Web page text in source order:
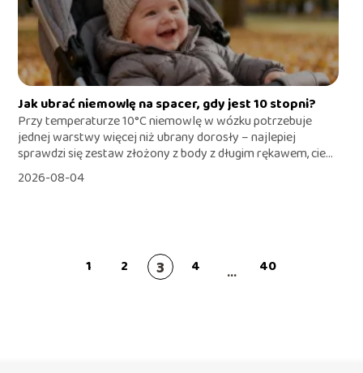
Jak ubrać niemowlę na spacer, gdy jest 10 stopni?
Przy temperaturze 10°C niemowlę w wózku potrzebuje
jednej warstwy więcej niż ubrany dorosły – najlepiej
sprawdzi się zestaw złożony z body z długim rękawem, cie...
2026-08-04
1 2 3 4 ... 40